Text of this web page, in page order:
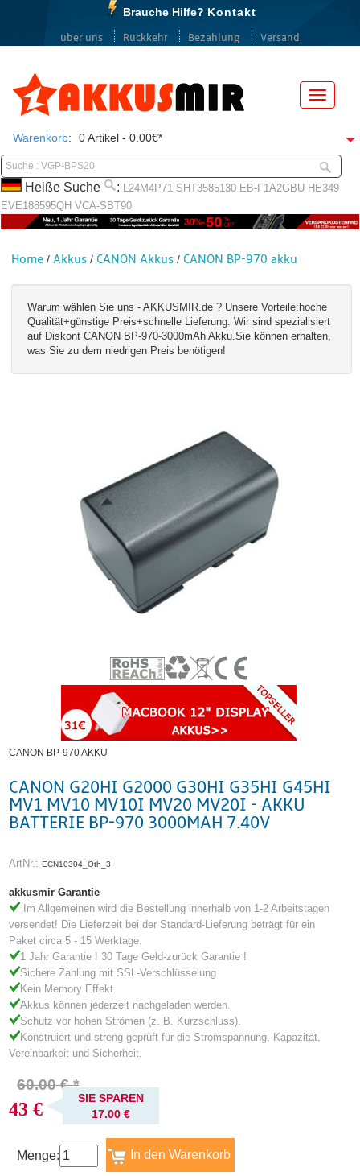
Brauche Hilfe? Kontakt
über uns
Rückkehr Bezahlung Versand
Menü
Warenkorb: 0 Artikel - 0.00€*
Heiße Suche : L24M4P71 SHT3585130 EB-F1A2GBU HE349
EVE188595QH VCA-SBT90
Home / Akkus / CANON Akkus / CANON BP-970 akku
Warum wählen Sie uns - AKKUSMIR.de ? Unsere Vorteile:hoche
Qualität+günstige Preis+schnelle Lieferung. Wir sind spezialisiert
auf Diskont CANON BP-970-3000mAh Akku.Sie können erhalten,
was Sie zu dem niedrigen Preis benötigen!
CANON BP-970 AKKU
CANON G20HI G2000 G30HI G35HI G45HI
MV1 MV10 MV10I MV20 MV20I - AKKU
BATTERIE BP-970 3000MAH 7.40V
ArtNr.:ECN10304_Oth_3
akkusmir Garantie
Im Allgemeinen wird die Bestellung innerhalb von 1-2 Arbeitstagen
versendet! Die Lieferzeit bei der Standard-Lieferung beträgt für ein
Paket circa 5 - 15 Werktage.
1 Jahr Garantie ! 30 Tage Geld-zurück Garantie !
Sichere Zahlung mit SSL-Verschlüsselung
Kein Memory Effekt.
Akkus können jederzeit nachgeladen werden.
Schutz vor hohen Strömen (z. B. Kurzschluss).
Konstruiert und streng geprüft für die Stromspannung, Kapazität,
Vereinbarkeit und Sicherheit.
60.00 € *
43 €
SIE SPAREN
17.00 €
Menge: